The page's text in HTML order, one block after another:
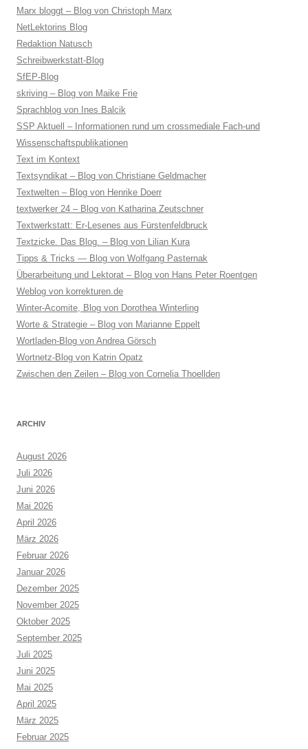
Marx bloggt – Blog von Christoph Marx
NetLektorins Blog
Redaktion Natusch
Schreibwerkstatt-Blog
SfEP-Blog
skriving – Blog von Maike Frie
Sprachblog von Ines Balcik
SSP Aktuell – Informationen rund um crossmediale Fach-und
Wissenschaftspublikationen
Text im Kontext
Textsyndikat – Blog von Christiane Geldmacher
Textwelten – Blog von Henrike Doerr
textwerker 24 – Blog von Katharina Zeutschner
Textwerkstatt: Er-Lesenes aus Fürstenfeldbruck
Textzicke. Das Blog. – Blog von Lilian Kura
Tipps & Tricks — Blog von Wolfgang Pasternak
Überarbeitung und Lektorat – Blog von Hans Peter Roentgen
Weblog von korrekturen.de
Winter-Acomite, Blog von Dorothea Winterling
Worte & Strategie – Blog von Marianne Eppelt
Wortladen-Blog von Andrea Görsch
Wortnetz-Blog von Katrin Opatz
Zwischen den Zeilen – Blog von Cornelia Thoellden
ARCHIV
August 2026
Juli 2026
Juni 2026
Mai 2026
April 2026
März 2026
Februar 2026
Januar 2026
Dezember 2025
November 2025
Oktober 2025
September 2025
Juli 2025
Juni 2025
Mai 2025
April 2025
März 2025
Februar 2025